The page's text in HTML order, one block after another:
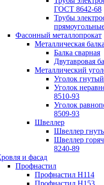
ГОСТ 8642-68
Трубы
Фасонный металлопрокат
Металлическая балка
Балка сварная
Двутавровая
Металлический
Уголок гнутый
Уголок
8510-93
Уголок
8509-93
Швеллер
Швеллер
Швеллер
8240-89
и фасад
Профнастил
Профнастил Н114
Профнастил Н153